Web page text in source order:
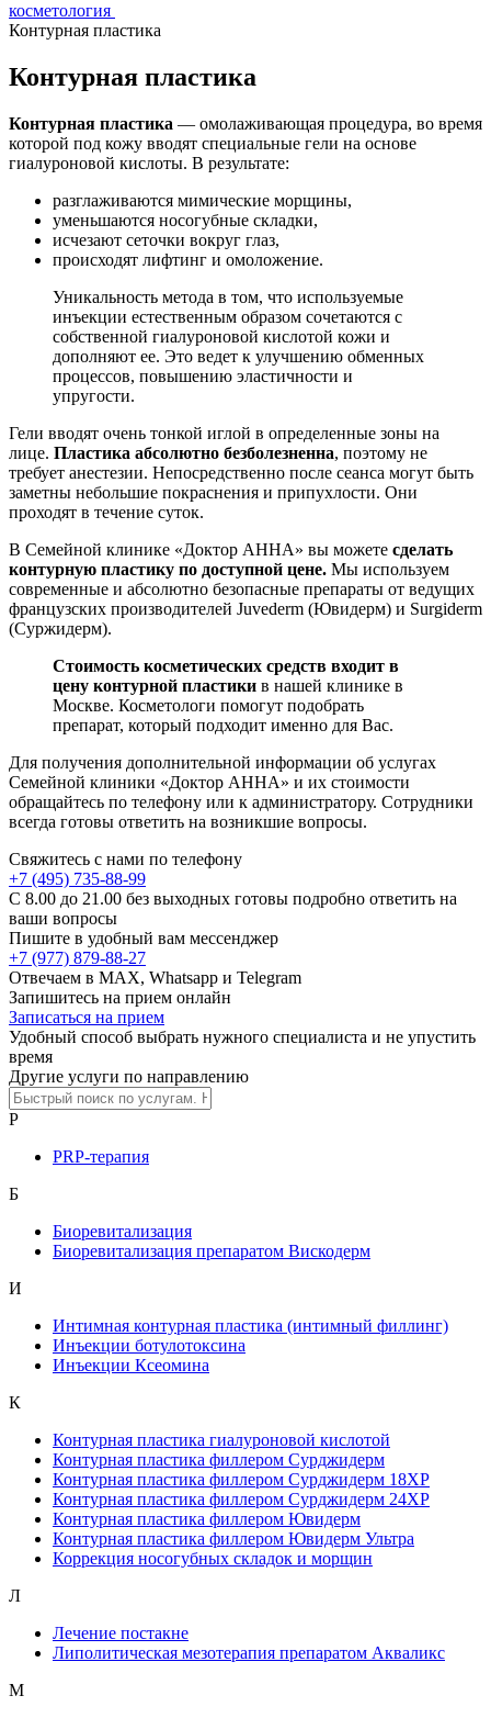
косметология
Контурная пластика
Контурная пластика
Контурная пластика — омолаживающая процедура, во время
которой под кожу вводят специальные гели на основе
гиалуроновой кислоты. В результате:
разглаживаются мимические морщины,
уменьшаются носогубные складки,
исчезают сеточки вокруг глаз,
происходят лифтинг и омоложение.
Уникальность метода в том, что используемые
инъекции естественным образом сочетаются с
собственной гиалуроновой кислотой кожи и
дополняют ее. Это ведет к улучшению обменных
процессов, повышению эластичности и
упругости.
Гели вводят очень тонкой иглой в определенные зоны на
лице. Пластика абсолютно безболезненна, поэтому не
требует анестезии. Непосредственно после сеанса могут быть
заметны небольшие покраснения и припухлости. Они
проходят в течение суток.
В Семейной клинике «Доктор АННА» вы можете сделать
контурную пластику по доступной цене. Мы используем
современные и абсолютно безопасные препараты от ведущих
французских производителей Juvederm (Ювидерм) и Surgiderm
(Суржидерм).
Стоимость косметических средств входит в
цену контурной пластики в нашей клинике в
Москве. Косметологи помогут подобрать
препарат, который подходит именно для Вас.
Для получения дополнительной информации об услугах
Семейной клиники «Доктор АННА» и их стоимости
обращайтесь по телефону или к администратору. Сотрудники
всегда готовы ответить на возникшие вопросы.
Свяжитесь с нами по телефону
+7 (495) 735-88-99
C 8.00 до 21.00 без выходных готовы подробно ответить на
ваши вопросы
Пишите в удобный вам мессенджер
+7 (977) 879-88-27
Отвечаем в MAX, Whatsapp и Telegram
Запишитесь на прием онлайн
Записаться на прием
Удобный способ выбрать нужного специалиста и не упустить
время
Другие услуги по направлению
P
PRP-терапия
Б
Биоревитализация
Биоревитализация препаратом Вискодерм
И
Интимная контурная пластика (интимный филлинг)
Инъекции ботулотоксина
Инъекции Ксеомина
К
Контурная пластика гиалуроновой кислотой
Контурная пластика филлером Сурджидерм
Контурная пластика филлером Сурджидерм 18XP
Контурная пластика филлером Сурджидерм 24XP
Контурная пластика филлером Ювидерм
Контурная пластика филлером Ювидерм Ультра
Коррекция носогубных складок и морщин
Л
Лечение постакне
Липолитическая мезотерапия препаратом Акваликс
М